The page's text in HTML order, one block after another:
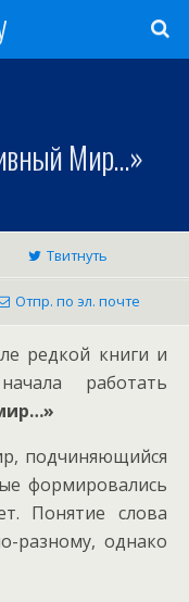
Мир…»
Твитнуть
Отпр. по эл. почте
редкой книги и
работать
подчиняющийся
формировались
Понятие слова
разному, однако